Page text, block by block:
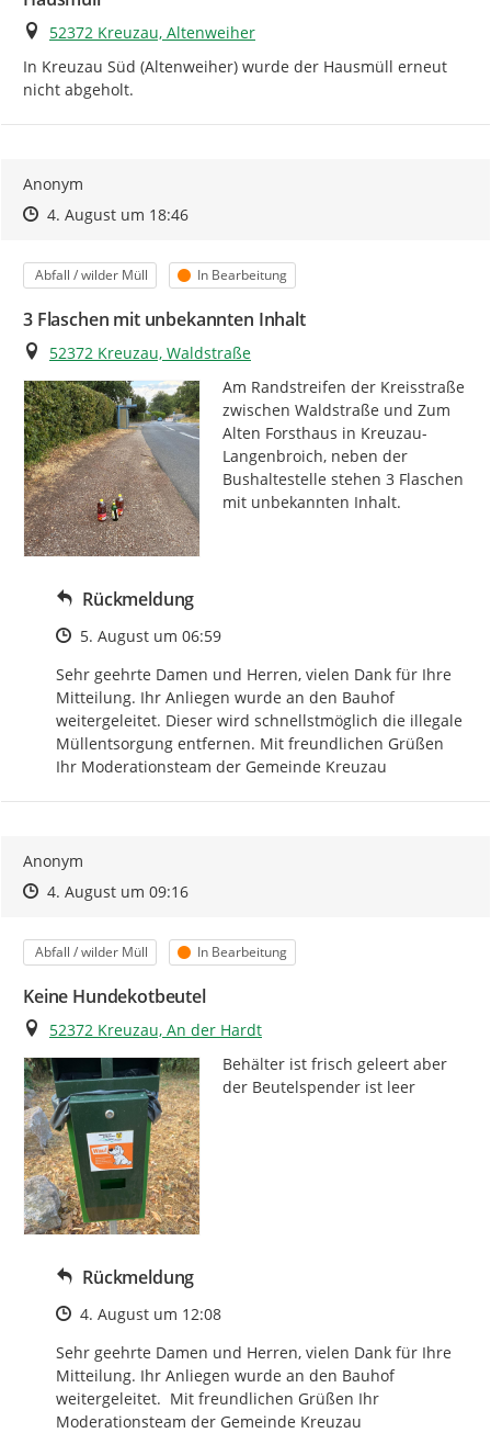
Ort
52372 Kreuzau, Altenweiher
In Kreuzau Süd (Altenweiher) wurde der Hausmüll erneut
nicht abgeholt.
Anonym
Zeitpunkt des Erstellens
Zeitpunkt des Erstellens
4. August um 18:46Zur Äußerung
Kategorie
Abfall / wilder Müll Status
In Bearbeitung
3 Flaschen mit unbekannten Inhalt
Ort
52372 Kreuzau, Waldstraße
Am Randstreifen der Kreisstraße
zwischen Waldstraße und Zum
Alten Forsthaus in Kreuzau-
Langenbroich, neben der
Bushaltestelle stehen 3 Flaschen
mit unbekannten Inhalt.
Rückmeldung
Zeitpunkt des Erstellens
5. August um 06:59
Sehr geehrte Damen und Herren, vielen Dank für Ihre
Mitteilung. Ihr Anliegen wurde an den Bauhof
weitergeleitet. Dieser wird schnellstmöglich die illegale
Müllentsorgung entfernen. Mit freundlichen Grüßen
Ihr Moderationsteam der Gemeinde Kreuzau
Anonym
Zeitpunkt des Erstellens
Zeitpunkt des Erstellens
4. August um 09:16Zur Äußerung
Kategorie
Abfall / wilder Müll Status
In Bearbeitung
Keine Hundekotbeutel
Ort
52372 Kreuzau, An der Hardt
Behälter ist frisch geleert aber
der Beutelspender ist leer
Rückmeldung
Zeitpunkt des Erstellens
4. August um 12:08
Sehr geehrte Damen und Herren, vielen Dank für Ihre
Mitteilung. Ihr Anliegen wurde an den Bauhof
weitergeleitet.  Mit freundlichen Grüßen Ihr
Moderationsteam der Gemeinde Kreuzau